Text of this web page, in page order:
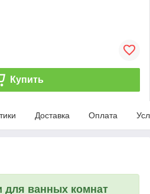
Купить
Доставка Оплата
для ванных комнат